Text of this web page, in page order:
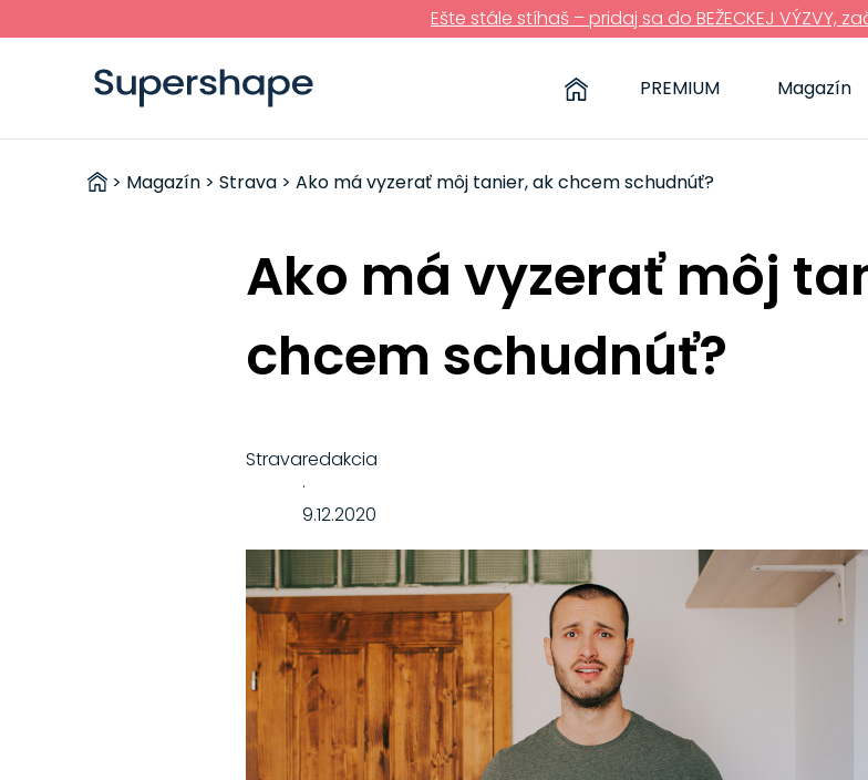
Ešte stále stíhaš – pridaj sa do BEŽECKEJ VÝZVY,
PREMIUM Magazín
ZDRAVÉ
> Magazín >Strava > Ako má vyzerať môj tanier, ak chcem schudnúť?
Ako má vyzerať môj
chcem schudnúť?
Stravaredakcia
·
9.12.2020